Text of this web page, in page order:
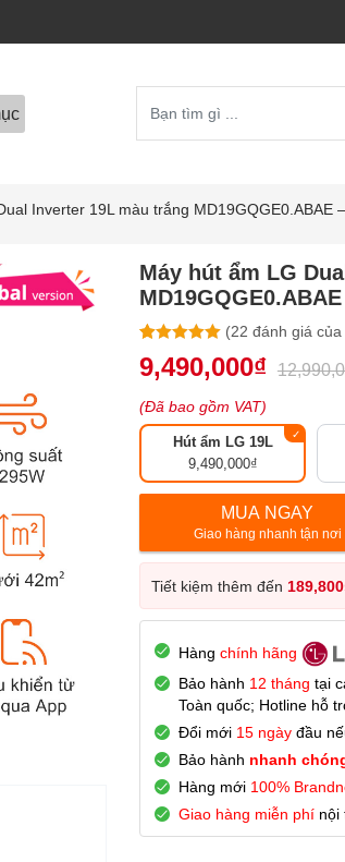
Inverter 19L màu trắng MD19GQGE0.ABAE
Máy hút ẩm LG
5.00
trên 5
dựa trên
22
đánh giá
(22 đánh giá
9,490,000₫
(Đã bao gồm VAT)
Hút ẩm LG 19L
9,490,000₫
MUA NGAY
Giao hàng nhanh tận nơi
Tiết kiệm thêm đến 189,800
Hàng chính hãng
Bảo hành 12 tháng tại
Toàn quốc; Hotline hỗ
Đổi mới 15 ngàyđầu
Bảo hành nhanh
Hàng mới 100%
Giao hàng miễn phí nội